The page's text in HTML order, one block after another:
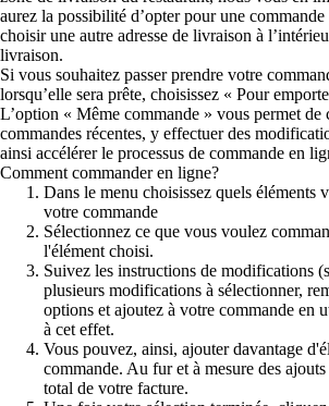
aurez la possibilité d’opter pour une
choisir une autre adresse de livraison à
livraison.
Si vous souhaitez passer prendre votre
lorsqu’elle sera prête, choisissez « Pour
L’option « Même commande » vous permet de
commandes récentes, y effectuer des
ainsi accélérer le processus de commande en
Comment commander en ligne?
Dans le menu choisissez quels éléments
votre commande
Sélectionnez ce que vous voulez
l'élément choisi.
Suivez les instructions de modifications
plusieurs modifications à sélectionner,
options et ajoutez à votre commande en
à cet effet.
Vous pouvez, ainsi, ajouter davantage
commande. Au fur et à mesure des
total de votre facture.